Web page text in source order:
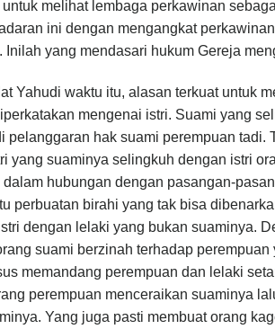
melihat lembaga perkawinan
ini dengan mengangkat
yang mendasari hukum Gereja
Yahudi waktu itu, alasan terkuat untuk
mengenai istri. Suami yang
pelanggaran hak suami perempuan tadi.
yang suaminya selingkuh dengan istri
hubungan dengan pasangan-
perbuatan birahi yang tak bisa
dengan lelaki yang bukan suaminya.
suami berzinah terhadap
memandang perempuan dan lelaki
perempuan menceraikan suaminya
Yang juga pasti membuat orang